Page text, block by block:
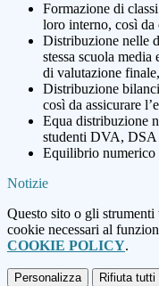
Formazione di
loro interno, così da
Distribuzione nelle
stessa scuola
di valutazione
Distribuzione
così da assicurare
Equa distribuzione
studenti DVA, DSA
Equilibrio numerico
Notizie
Questo sito o gli
cookie necessari al
COOKIE POLICY.
Personalizza Rifiuta tutti